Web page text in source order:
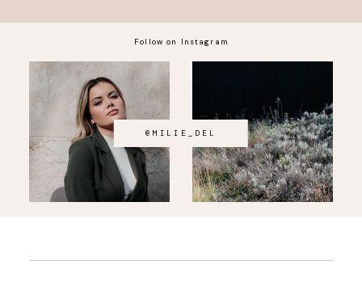
Follow on Instagram
@MILIE_DEL